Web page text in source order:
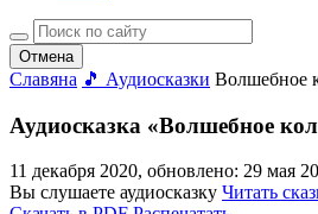
Отмена
Славяна 🎵 Аудиосказки Волшебное
Аудиосказка «Волшебное
11 декабря 2020, обновлено: 29 мая
Вы слушаете аудиосказку Читать